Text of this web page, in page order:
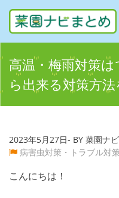
高温・梅雨対策
ら出来る対策方法
2023年5月27日- BY 菜園ナビ
病害虫対策・トラブル対策
こんにちは！